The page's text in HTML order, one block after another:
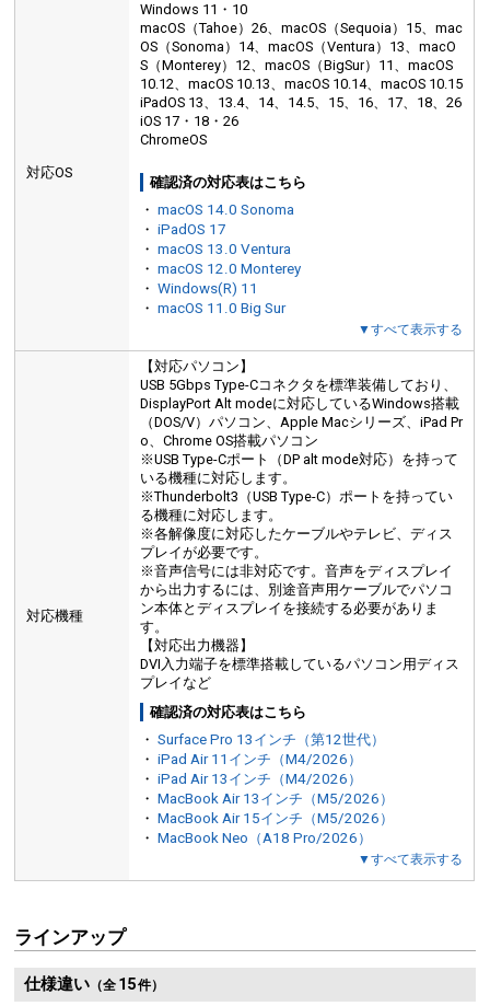
対応OS
Windows 11・10
macOS（Tahoe）26、macOS（Sequoia）15、mac
OS（Sonoma）14、macOS（Ventura）13、macO
S（Monterey）12、macOS（BigSur）11、macOS
10.12、macOS 10.13、macOS 10.14、macOS 10.15
iPadOS 13、13.4、14、14.5、15、16、17、18、26
iOS 17・18・26
ChromeOS
確認済の対応表はこちら
・macOS 14.0 Sonoma
・iPadOS 17
・macOS 13.0 Ventura
・macOS 12.0 Monterey
・Windows(R) 11
・macOS 11.0 Big Sur
▼すべて表示する
対応機種
【対応パソコン】
USB 5Gbps Type-Cコネクタを標準装備しており、
DisplayPort Alt modeに対応しているWindows搭載
（DOS/V）パソコン、Apple Macシリーズ、iPad Pr
o、Chrome OS搭載パソコン
※USB Type-Cポート（DP alt mode対応）を持って
いる機種に対応します。
※Thunderbolt3（USB Type-C）ポートを持ってい
る機種に対応します。
※各解像度に対応したケーブルやテレビ、ディス
プレイが必要です。
※音声信号には非対応です。音声をディスプレイ
から出力するには、別途音声用ケーブルでパソコ
ン本体とディスプレイを接続する必要がありま
す。
【対応出力機器】
DVI入力端子を標準搭載しているパソコン用ディス
プレイなど
確認済の対応表はこちら
・Surface Pro 13インチ（第12世代）
・iPad Air 11インチ（M4/2026）
・iPad Air 13インチ（M4/2026）
・MacBook Air 13インチ（M5/2026）
・MacBook Air 15インチ（M5/2026）
・MacBook Neo（A18 Pro/2026）
▼すべて表示する
ラインアップ
仕様違い（全 15件）